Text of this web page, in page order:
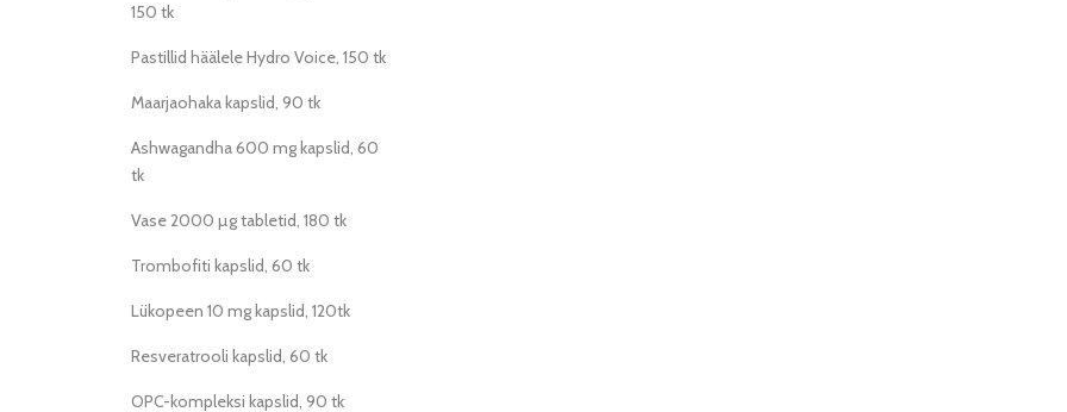
150 tk
Pastillid häälele Hydro Voice, 150 tk
Maarjaohaka kapslid, 90 tk
Ashwagandha 600 mg kapslid, 60
tk
Vase 2000 µg tabletid, 180 tk
Trombofiti kapslid, 60 tk
Lükopeen 10 mg kapslid, 120tk
Resveratrooli kapslid, 60 tk
OPC-kompleksi kapslid, 90 tk